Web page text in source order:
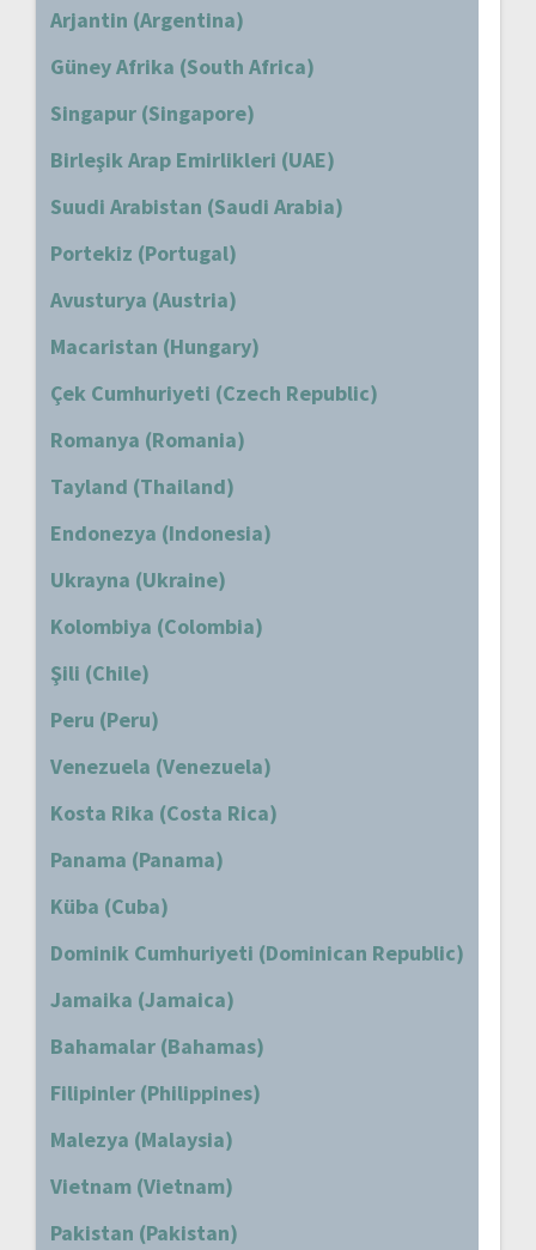
Arjantin (Argentina)
Güney Afrika (South Africa)
Singapur (Singapore)
Birleşik Arap Emirlikleri (UAE)
Suudi Arabistan (Saudi Arabia)
Portekiz (Portugal)
Avusturya (Austria)
Macaristan (Hungary)
Çek Cumhuriyeti (Czech Republic)
Romanya (Romania)
Tayland (Thailand)
Endonezya (Indonesia)
Ukrayna (Ukraine)
Kolombiya (Colombia)
Şili (Chile)
Peru (Peru)
Venezuela (Venezuela)
Kosta Rika (Costa Rica)
Panama (Panama)
Küba (Cuba)
Dominik Cumhuriyeti (Dominican Republic)
Jamaika (Jamaica)
Bahamalar (Bahamas)
Filipinler (Philippines)
Malezya (Malaysia)
Vietnam (Vietnam)
Pakistan (Pakistan)